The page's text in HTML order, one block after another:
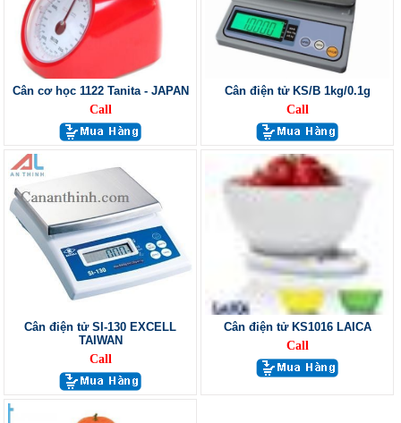
Cân cơ học 1122 Tanita - JAPAN
Call
Cân điện tử KS/B 1kg/0.1g
Call
Cân điện tử SI-130 EXCELL
TAIWAN
Call
Cân điện tử KS1016 LAICA
Call